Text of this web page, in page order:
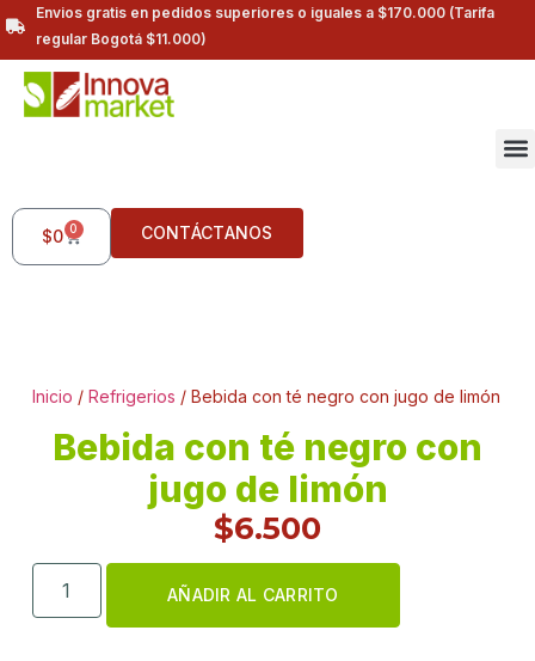
Envios gratis en pedidos superiores o iguales a $170.000 (Tarifa
regular Bogotá $11.000)
$0 0 CONTÁCTANOS
Inicio / Refrigerios / Bebida con té negro con jugo de limón
Bebida con té negro con
jugo de limón
$6.500
AÑADIR AL CARRITO